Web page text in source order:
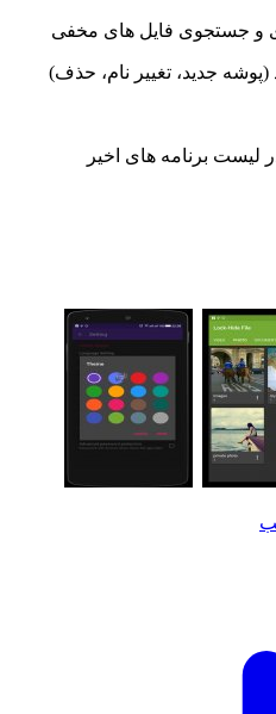
فایل های مخفی
تغییر نام، حذف)
های اخیر